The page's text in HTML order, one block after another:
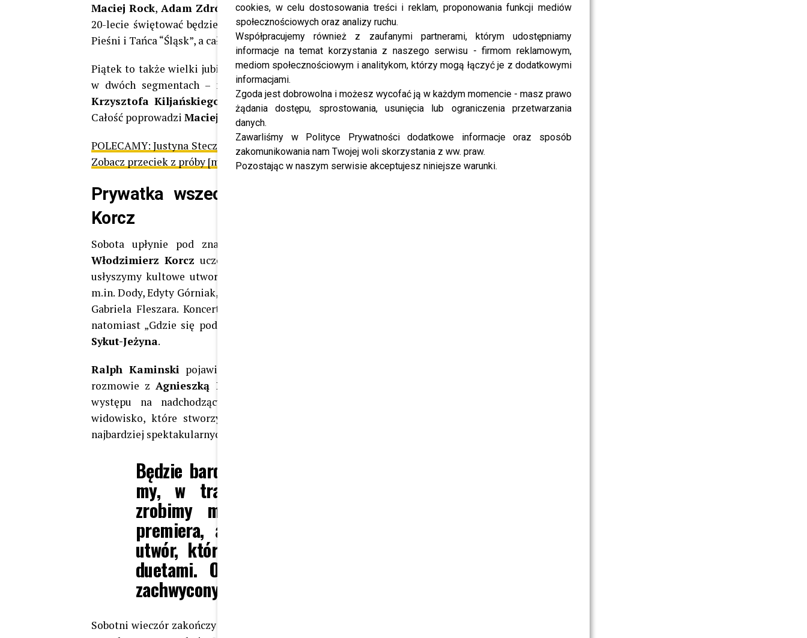
cookies, w celu dostosowania treści i reklam, proponowania funkcji mediów
społecznościowych oraz analizy ruchu.
Współpracujemy również z zaufanymi partnerami, którym udostępniamy
informacje na temat korzystania z naszego serwisu - firmom reklamowym,
mediom społecznościowym i analitykom, którzy mogą łączyć je z dodatkowymi
informacjami.
Zgoda jest dobrowolna i możesz wycofać ją w każdym momencie - masz prawo
żądania dostępu, sprostowania, usunięcia lub ograniczenia przetwarzania
danych.
Zawarliśmy w Polityce Prywatności dodatkowe informacje oraz sposób
zakomunikowania nam Twojej woli skorzystania z ww. praw.
Pozostając w naszym serwisie akceptujesz niniejsze warunki.
Maciej Rock, Adam Zdrójkowskioraz dziennikarkaOla Filipek. Tego samego dnia swoje
20-lecie świętować będzie zespółFeel, który wystąpi w towarzystwie
Pieśni i Tańca “Śląsk”, a całość poprowadząMaciej Rock Krzysztof Ibisz.
Piątek to także wielki jubileusz 30-lecia kultowego albumu „Kamień”Kayah, która wystąpi
w dwóch segmentach – najpierw solowo, wspierana przez
Krzysztofa Kiljańskiego
, a następnie w wyjątkowym duecie zGoranem Bregoviciem.
Całość poprowadzi Maciej Rock
POLECAMY: Justyna Steczkowska tak walczy o FINAŁ – zdradza kulisy występu na Eurowizji.
Zobacz przeciek z próby [mamy WIDEO]
Prywatka wszech czasów i 50-lecie duetu Majewska–
Korcz
Sobota upłynie pod znakiem sentymentu i prawdziwej klasyki.
Włodzimierz Korczuczczą pół wieku wspólnej obecności na scenie. Tego samego dnia
usłyszymy kultowe utwory w koncercie „Gdzie się podziały tamte prywatki?” z udziałem
m.in. Dody, Edyty Górniak, Roxie Węgiel, Ralpha Kaminskiego, Urszuli, IRA, Sidneya Polaka i
Gabriela Fleszara. Koncert jubileuszowy
natomiast „Gdzie się podziały tamte prywatki?” zaprezentują
Sykut-Jeżyna.
Ralph Kaminski pojawił się w niedzielnym wydaniu programu
rozmowie z Agnieszką Hyży i Maciejem Rockiem,
występu na nadchodzącym
widowisko, które stworzy na scenie razem z
najbardziej spektakularnych momentów całego festiwalu!
Będzie bardzo ciekawie, ponieważ na festiwalu w
my, w trakcie tego prywatkowego koncertu
zrobimy mały spektakl teatralny. To będzie
premiera, ale też dodatkowo zaśpiewamy inny
utwór, który nie będzie na tej płycie Maryli z
duetami. Oglądalność sięgnie zenitu – mówił
zachwycony Ralph Kaminski.
Sobotni wieczór zakończy wyjątkowy projekt „Krajewski by Krajewski”, w którym usłyszymy